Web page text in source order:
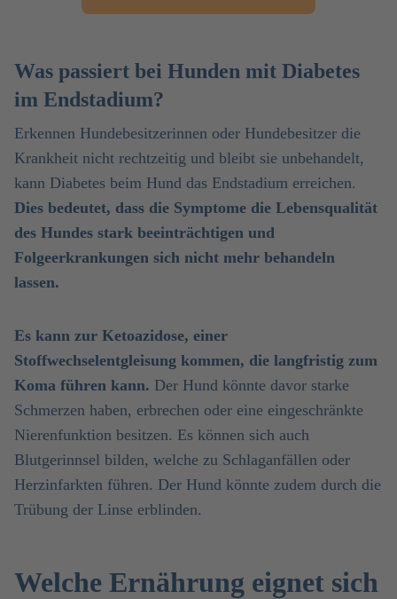
Was passiert bei Hunden mit Diabetes
im Endstadium?
Erkennen Hundebesitzerinnen oder Hundebesitzer die
Krankheit nicht rechtzeitig und bleibt sie unbehandelt,
kann Diabetes beim Hund das Endstadium erreichen.
Dies bedeutet, dass die Symptome die Lebensqualität
des Hundes stark beeinträchtigen und
Folgeerkrankungen sich nicht mehr behandeln
lassen.
Es kann zur Ketoazidose, einer
Stoffwechselentgleisung kommen, die langfristig zum
Koma führen kann. Der Hund könnte davor starke
Schmerzen haben, erbrechen oder eine eingeschränkte
Nierenfunktion besitzen. Es können sich auch
Blutgerinnsel bilden, welche zu Schlaganfällen oder
Herzinfarkten führen. Der Hund könnte zudem durch die
Trübung der Linse erblinden.
Welche Ernährung eignet sich